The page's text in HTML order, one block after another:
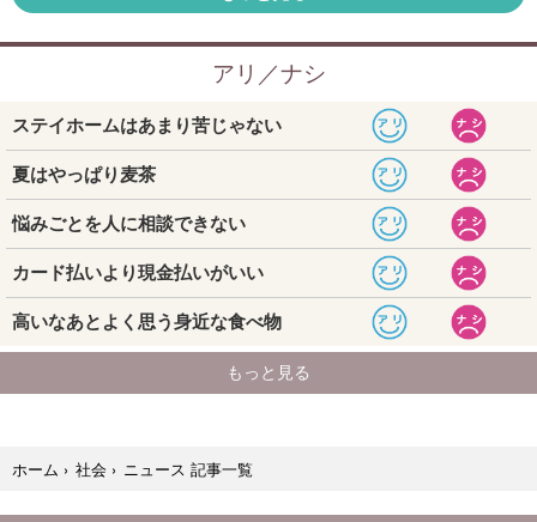
ホーム › 社会 › ニュース 記事一覧